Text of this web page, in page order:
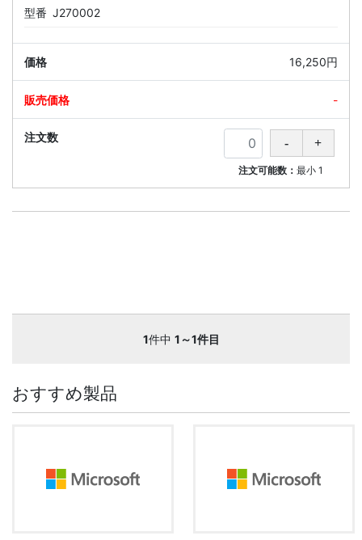
型番 J270002
16,250円
-
注文可能数：最小 1
1件中 1～1件目
おすすめ製品